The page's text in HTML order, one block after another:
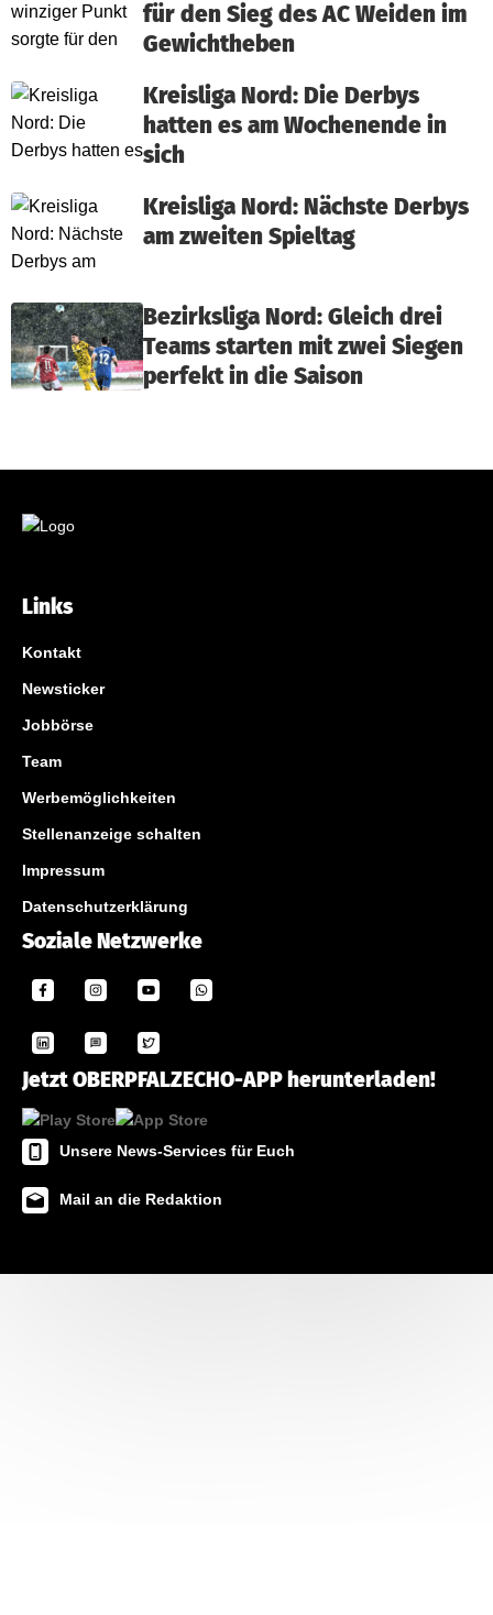
für den Sieg des AC Weiden im
Gewichtheben
Kreisliga Nord: Die Derbys
hatten es am Wochenende in
sich
Kreisliga Nord: Nächste Derbys
am zweiten Spieltag
Bezirksliga Nord: Gleich drei
Teams starten mit zwei Siegen
perfekt in die Saison
Links
Kontakt
Newsticker
Jobbörse
Team
Werbemöglichkeiten
Stellenanzeige schalten
Impressum
Datenschutzerklärung
Soziale Netzwerke
Jetzt OBERPFALZECHO-APP herunterladen!
Unsere News-Services für Euch
Mail an die Redaktion